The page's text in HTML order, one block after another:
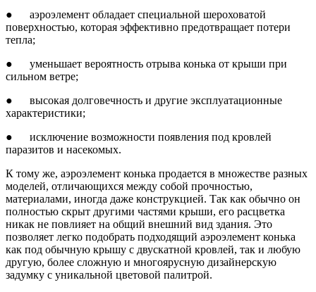
● аэроэлемент обладает специальной шероховатой
поверхностью, которая эффективно предотвращает потери
тепла;
● уменьшает вероятность отрыва конька от крыши при
сильном ветре;
● высокая долговечность и другие эксплуатационные
характеристики;
● исключение возможности появления под кровлей
паразитов и насекомых.
К тому же, аэроэлемент конька продается в множестве разных
моделей, отличающихся между собой прочностью,
материалами, иногда даже конструкцией. Так как обычно он
полностью скрыт другими частями крыши, его расцветка
никак не повлияет на общий внешний вид здания. Это
позволяет легко подобрать подходящий аэроэлемент конька
как под обычную крышу с двускатной кровлей, так и любую
другую, более сложную и многоярусную дизайнерскую
задумку с уникальной цветовой палитрой.